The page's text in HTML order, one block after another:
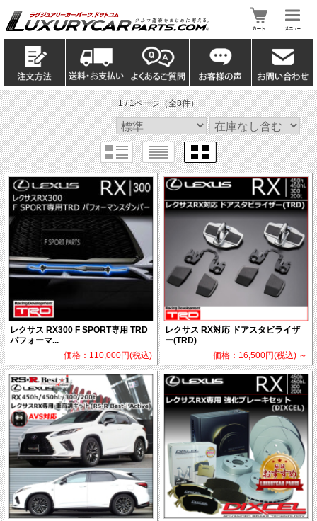
1 / 1ページ（全8件）
レクサス RX300 F SPORT専用 TRD
パフォーマ...
価格：110,000円(税込)
レクサス RX対応 ドアスタビライザ
ー(TRD)
価格：16,500円(税込) ～